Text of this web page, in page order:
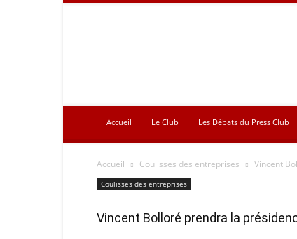
Accueil Le Club Les Débats du Press Club
Accueil Coulisses des entreprises Vincent
Coulisses des entreprises
Vincent Bolloré prendra la